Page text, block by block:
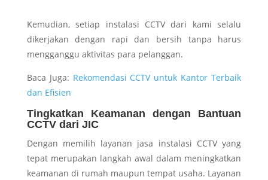
Kemudian, setiap instalasi CCTV dari kami selalu
dikerjakan dengan rapi dan bersih tanpa harus
mengganggu aktivitas para pelanggan.
Baca Juga: Rekomendasi CCTV untuk Kantor Terbaik
dan Efisien
Tingkatkan Keamanan dengan Bantuan
CCTV dari JIC
Dengan memilih layanan jasa instalasi CCTV yang
tepat merupakan langkah awal dalam meningkatkan
keamanan di rumah maupun tempat usaha. Layanan